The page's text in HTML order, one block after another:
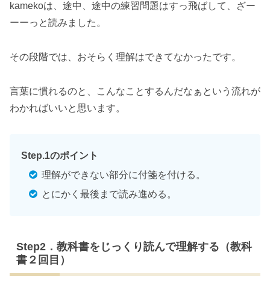
kamekoは、途中、途中の練習問題はすっ飛ばして、ざー
ーーっと読みました。
その段階では、おそらく理解はできてなかったです。
言葉に慣れるのと、こんなことするんだなぁという流れが
わかればいいと思います。
Step.1のポイント
理解ができない部分に付箋を付ける。
とにかく最後まで読み進める。
Step2．教科書をじっくり読んで理解する（教科
書２回目）